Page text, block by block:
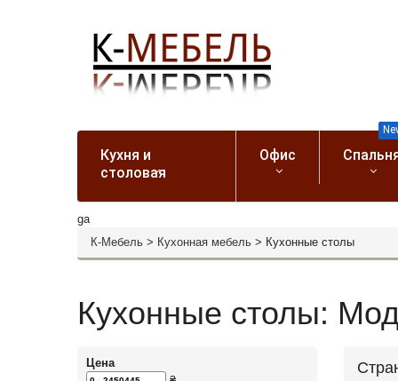
Кухня и
столовая
Офис
ga
К-Мебель > Кухонная мебель > Кухонные столы
Кухонные столы:
Цена